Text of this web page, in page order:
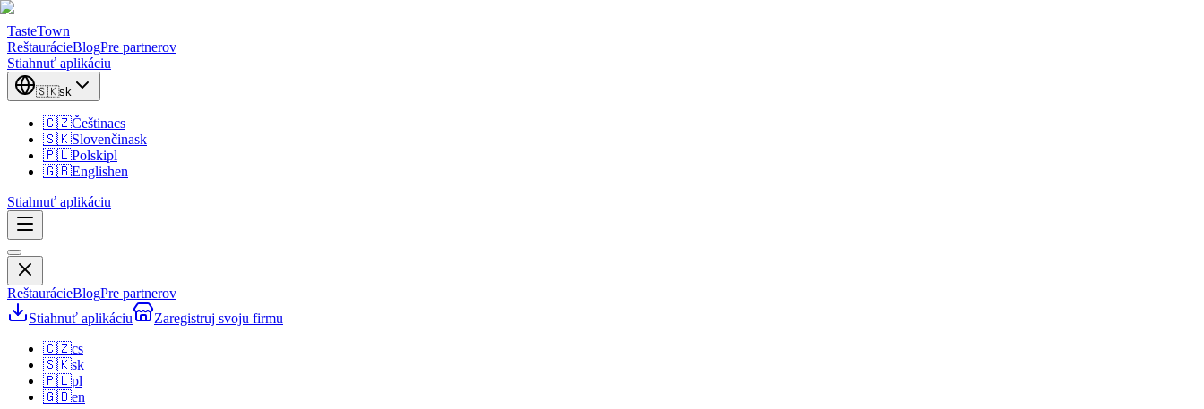
TasteTown
ReštaurácieBlogPre partnerov
Stiahnuť aplikáciu
🇸🇰sk
🇨🇿Češtinacs
🇸🇰Slovenčinask
🇵🇱Polskipl
🇬🇧Englishen
Stiahnuť aplikáciu
ReštaurácieBlogPre partnerov
Stiahnuť aplikáciu
Zaregistruj svoju firmu
🇨🇿cs
🇸🇰sk
🇵🇱pl
🇬🇧en